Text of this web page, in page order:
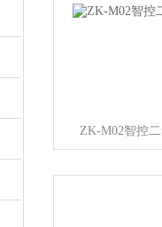
ZK-M02智控